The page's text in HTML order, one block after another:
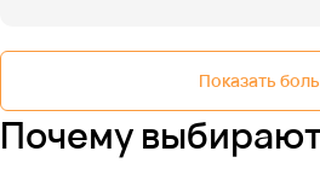
Показать
Почему